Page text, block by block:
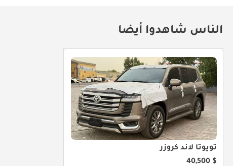
الناس شاهدوا أيضا
تويوتا لاند كروزر
$ 40,500